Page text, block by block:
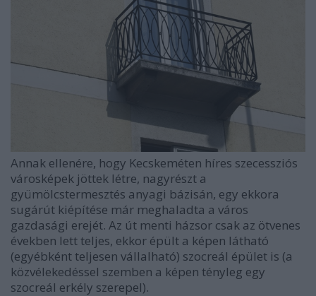
Annak ellenére, hogy Kecskeméten híres szecessziós
városképek jöttek létre, nagyrészt a
gyümölcstermesztés anyagi bázisán, egy ekkora
sugárút kiépítése már meghaladta a város
gazdasági erejét. Az út menti házsor csak az ötvenes
években lett teljes, ekkor épült a képen látható
(egyébként teljesen vállalható) szocreál épület is (a
közvélekedéssel szemben a képen tényleg egy
szocreál erkély szerepel).